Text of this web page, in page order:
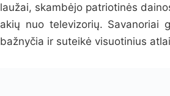
laužai, skambėjo patriotinės
akių nuo televizorių. Savanoriai
bažnyčia ir suteikė visuotinius